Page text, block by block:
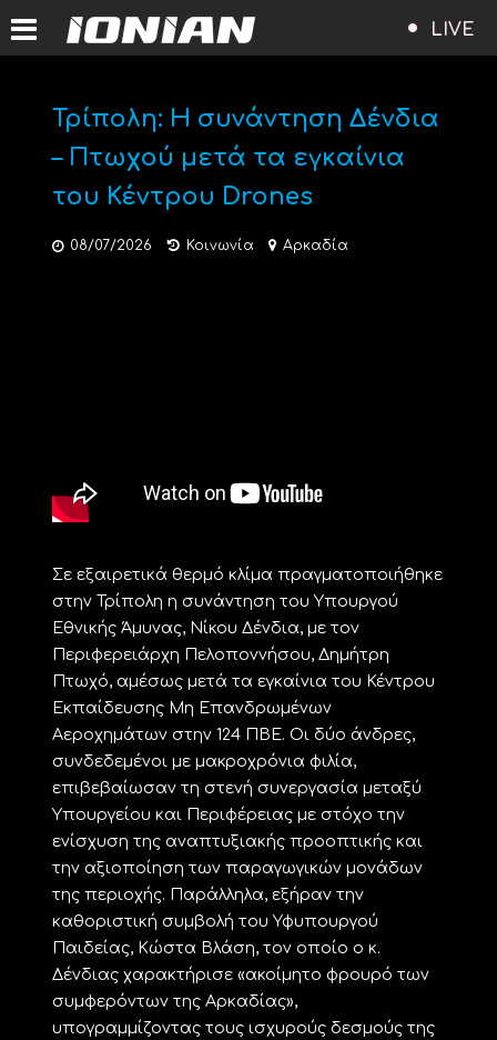
LIVE
Τρίπολη: Η συνάντηση Δένδια
– Πτωχού μετά τα εγκαίνια
του Κέντρου Drones
08/07/2026 Κοινωνία Αρκαδία
Σε εξαιρετικά θερμό κλίμα πραγματοποιήθηκε
στην Τρίπολη η συνάντηση του Υπουργού
Εθνικής Άμυνας, Νίκου Δένδια, με τον
Περιφερειάρχη Πελοποννήσου, Δημήτρη
Πτωχό, αμέσως μετά τα εγκαίνια του Κέντρου
Εκπαίδευσης Μη Επανδρωμένων
Αεροχημάτων στην 124 ΠΒΕ. Οι δύο άνδρες,
συνδεδεμένοι με μακροχρόνια φιλία,
επιβεβαίωσαν τη στενή συνεργασία μεταξύ
Υπουργείου και Περιφέρειας με στόχο την
ενίσχυση της αναπτυξιακής προοπτικής και
την αξιοποίηση των παραγωγικών μονάδων
της περιοχής. Παράλληλα, εξήραν την
καθοριστική συμβολή του Υφυπουργού
Παιδείας, Κώστα Βλάση, τον οποίο ο κ.
Δένδιας χαρακτήρισε «ακοίμητο φρουρό των
συμφερόντων της Αρκαδίας»,
υπογραμμίζοντας τους ισχυρούς δεσμούς της